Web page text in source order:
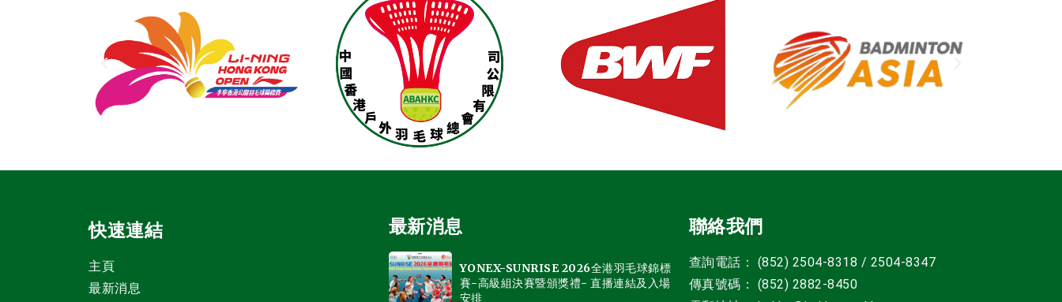
快速連結
主頁
最新消息
最新消息
YONEX-SUNRISE 2026全港羽毛球錦標
賽-高級組決賽暨頒獎禮- 直播連結及入場
安排
聯絡我們
查詢電話： (852) 2504-8318 / 2504-8347
傳真號碼： (852) 2882-8450